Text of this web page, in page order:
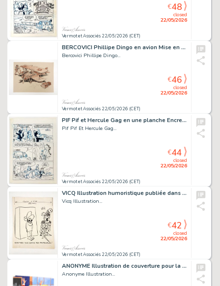
Vermot et Associés 22/05/2026 (CET)
closed
22/05/2026
€48
BERCOVICI Phillipe Dingo en avion Mise en couleur à...
Bercovici Phillipe Dingo...
Vermot et Associés 22/05/2026 (CET)
closed
22/05/2026
€46
PIF Pif et Hercule Gag en une planche Encre de chine 22...
Pif Pif Et Hercule Gag...
Vermot et Associés 22/05/2026 (CET)
closed
22/05/2026
€44
VICQ Illustration humoristique publiée dans le Journal...
Vicq Illustration...
Vermot et Associés 22/05/2026 (CET)
closed
22/05/2026
€42
ANONYME Illustration de couverture pour la revue Cathy Gouache 27...
Anonyme Illustration...